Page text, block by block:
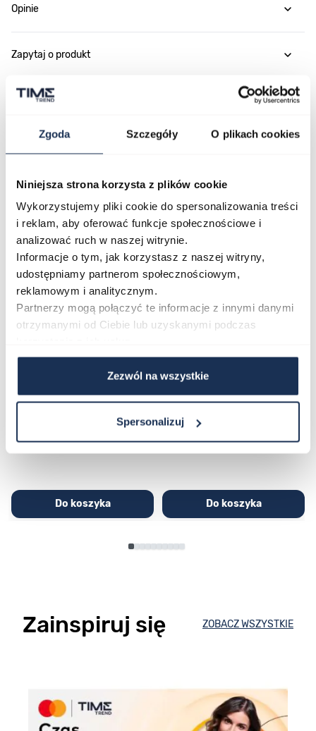
Zgoda Szczegóły O plikach cookies
Niniejsza strona korzysta z plików cookie
Wykorzystujemy pliki cookie do spersonalizowania treści
i reklam, aby oferować funkcje społecznościowe i
analizować ruch w naszej witrynie.
Informacje o tym, jak korzystasz z naszej witryny,
udostępniamy partnerom społecznościowym,
reklamowym i analitycznym.
Partnerzy mogą połączyć te informacje z innymi danymi
otrzymanymi od Ciebie lub uzyskanymi podczas
Zezwól na wszystkie
Spersonalizuj
Opinie
Zapytaj o produkt
Płatność i dostawa
Najczęściej kupowane
Poruszanie się po elementach karuzeli jest możliwe za pomocą
Naciśnij, aby pominąć karuzelę
Naciśnij, aby przejść do nawigacji karuzeli
CASIO Sport AE-1200WHD-
03362600
Do koszyka
Casio Sport AQ-230GA-
03311457
296,00 zł
Do koszyka
Zainspiruj się ZOBACZ WSZYSTKIE